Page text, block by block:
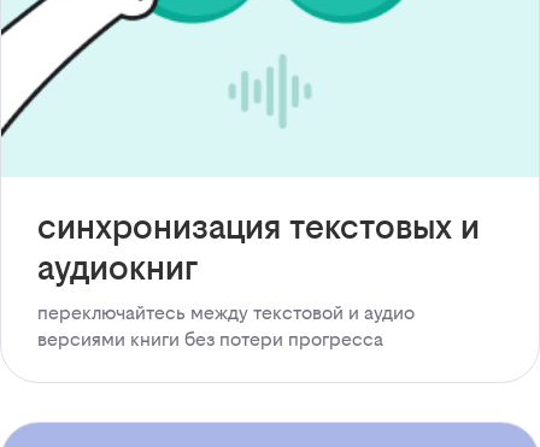
синхронизация текстовых и
аудиокниг
переключайтесь между текстовой и аудио
версиями книги без потери прогресса